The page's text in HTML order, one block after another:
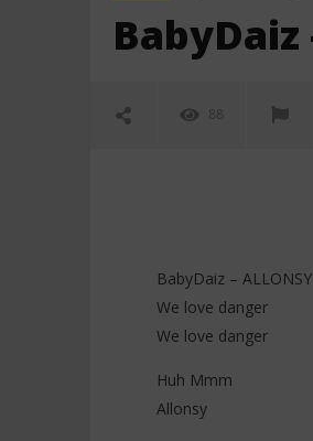
BabyDaiz
88
NOW
BabyDaiz –
We love danger
We love danger
Huh Mmm
Allonsy